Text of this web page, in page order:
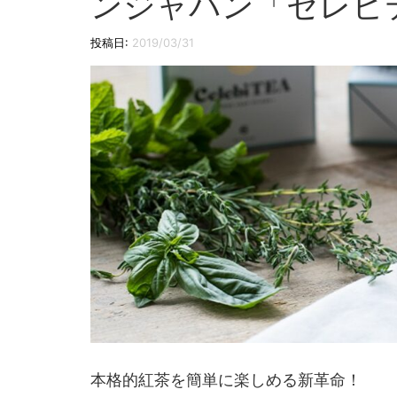
投稿日: 2019/03/31
本格的紅茶を簡単に楽しめる新革命！